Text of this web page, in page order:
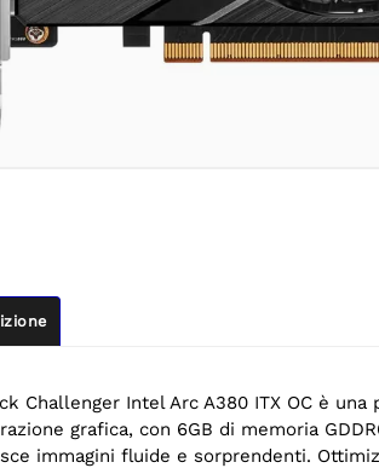
Challenger Intel Arc A380 ITX OC è
grafica, con 6GB di memoria
immagini fluide e sorprendenti.